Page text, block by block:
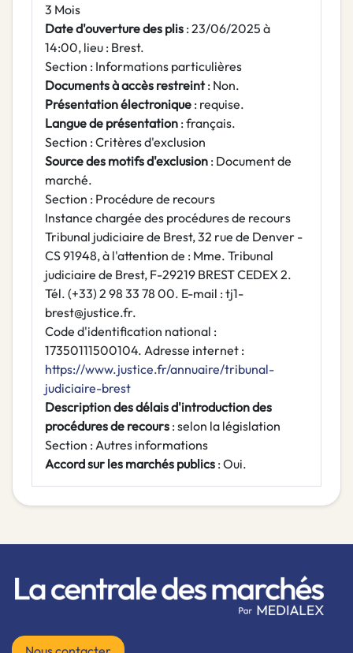
3 Mois
Date d'ouverture des plis : 23/06/2025 à
14:00, lieu : Brest.
Section : Informations particulières
Documents à accès restreint: Non.
Présentation électronique : requise.
Langue de présentation : français.
Section : Critères d'exclusion
Source des motifs d'exclusion : Document de
marché.
Section : Procédure de recours
Instance chargée des procédures de recours
Tribunal judiciaire de Brest, 32 rue de Denver -
CS 91948, à l'attention de : Mme. Tribunal
judiciaire de Brest, F-29219 BREST CEDEX 2.
Tél. (+33) 2 98 33 78 00. E-mail : tj1-
brest@justice.fr.
Code d'identification national :
17350111500104. Adresse internet :
https://www.justice.fr/annuaire/tribunal-
judiciaire-brest
Description des délais d'introduction des
procédures de recours : selon la législation
Section : Autres informations
Accord sur les marchés publics : Oui.